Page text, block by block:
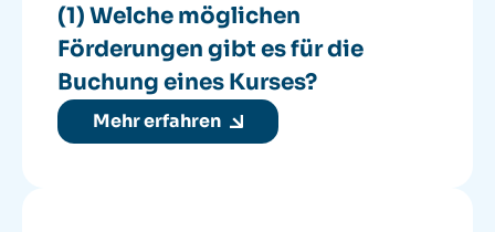
(1) Welche möglichen
Förderungen gibt es für die
Buchung eines Kurses?
Mehr erfahren